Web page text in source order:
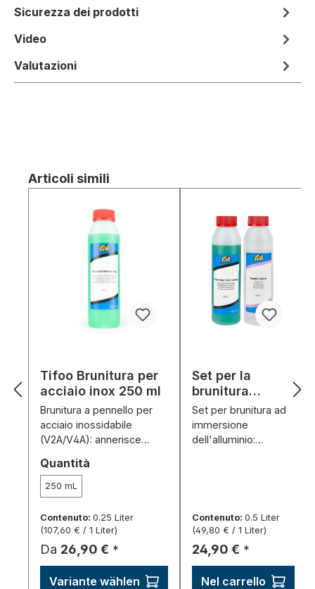
Sicurezza dei prodotti
Video
Valutazioni
Salta la galleria dei prodotti
Articoli simili
Tifoo Brunitura per
acciaio inox 250 ml
Brunitura a pennello per
acciaio inossidabile
(V2A/V4A): annerisce
adesiva e resistente
all'abrasione – 250 ml per
circa 1 m².
Seleziona
Quantità
250 mL
Contenuto: 0.25 Liter
(107,60 € / 1 Liter)
Prezzo normale:
Da 26,90 € *
Variante wählen
Set per la
brunitura
dell'alluminio
Tifoo
Set per brunitura ad
immersione
dell'alluminio:
all'abrasione, diluibile
a seconda della lega.
Contenuto:0.5 Liter
(49,80 € / 1 Liter)
Prezzo normale:
24,90 € *
Nel carrello